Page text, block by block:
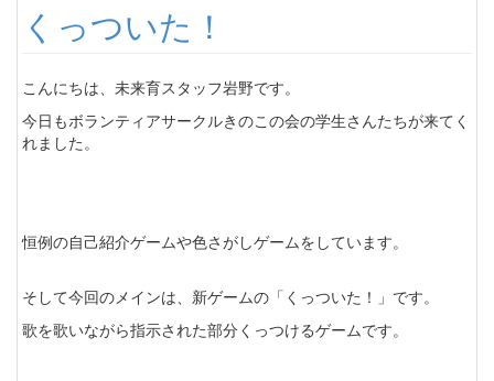
くっついた！
こんにちは、未来育スタッフ岩野です。
今日もボランティアサークルきのこの会の学生さんたちが来てく
れました。
恒例の自己紹介ゲームや色さがしゲームをしています。
そして今回のメインは、新ゲームの「くっついた！」です。
歌を歌いながら指示された部分くっつけるゲームです。